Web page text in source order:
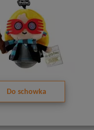
Do schowka